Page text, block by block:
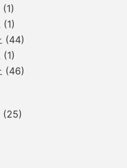
(1)
(1)
(44)
(1)
(46)
(25)